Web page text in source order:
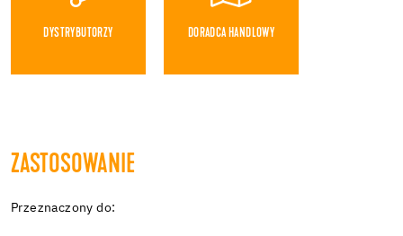
DYSTRYBUTORZY DORADCA HANDLOWY
ZASTOSOWANIE
Przeznaczony do: